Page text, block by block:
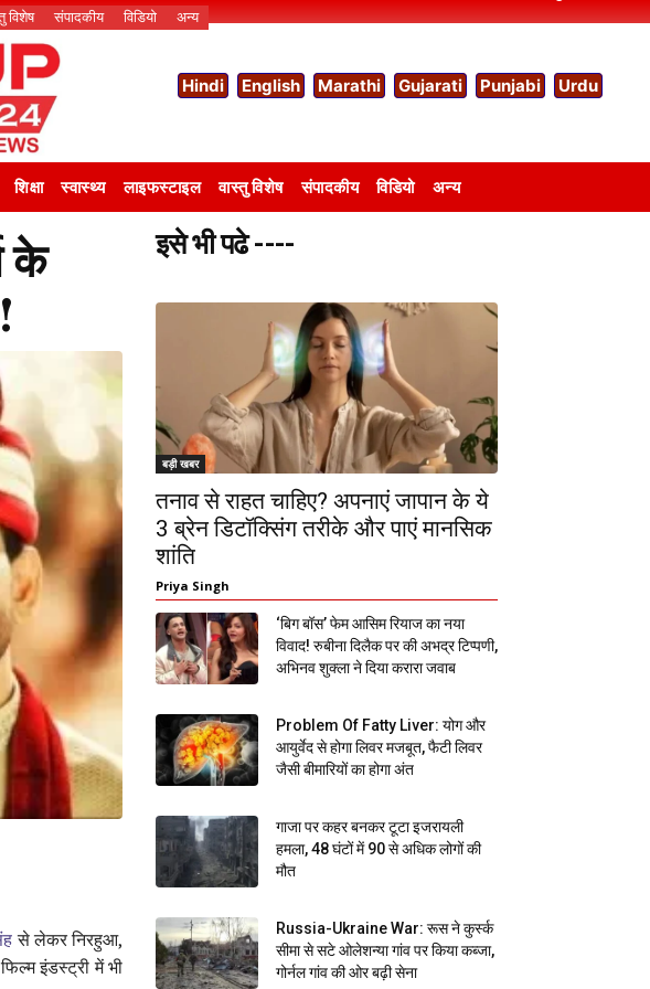
विशेष संपादकीय विडियो अन्य
Hindi English Marathi Gujarati Punjabi Urdu
शिक्षा स्वास्थ्य लाइफस्टाइल वास्तु विशेष संपादकीय विडियो अन्य
के
से लेकर निरहुआ,
इंडस्ट्री में भी
इसे भी पढे ----
बड़ी खबर
तनाव से राहत चाहिए? अपनाएं जापान के ये
3 ब्रेन डिटॉक्सिंग तरीके और पाएं मानसिक
शांति
Priya Singh
‘बिग बॉस’ फेम आसिम रियाज का नया
विवाद! रुबीना दिलैक पर की अभद्र टिप्पणी,
अभिनव शुक्ला ने दिया करारा जवाब
Problem Of Fatty Liver: योग और
आयुर्वेद से होगा लिवर मजबूत, फैटी लिवर
जैसी बीमारियों का होगा अंत
गाजा पर कहर बनकर टूटा इजरायली
हमला, 48 घंटों में 90 से अधिक लोगों की
मौत
Russia-Ukraine War: रूस ने कुर्स्क
सीमा से सटे ओलेशन्या गांव पर किया कब्जा,
गोर्नल गांव की ओर बढ़ी सेना